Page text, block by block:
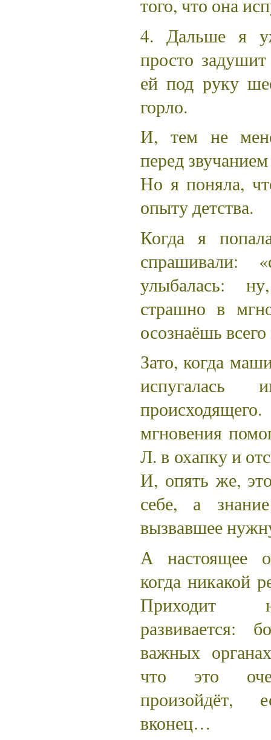
того, что она
4. Дальше я
просто
ей под руку
горло.
И, тем не
перед
Но я поняла,
опыту детства.
Когда я
спрашивали:
улыбалась:
страшно в
осознаёшь
Зато, когда
испугалась
мгновения
Л. в охапку и
И, опять же,
себе, а
вызвавшее
А настоящее
когда никакой
Приходит
важных
что это
произойдёт,
вконец…